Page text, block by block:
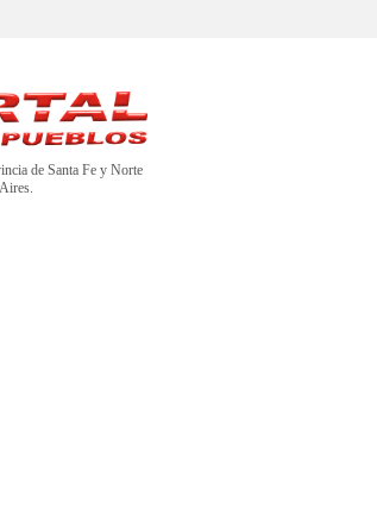
de Santa Fe y Norte